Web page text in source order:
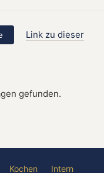
Link zu dieser
gefunden.
Kochen Intern